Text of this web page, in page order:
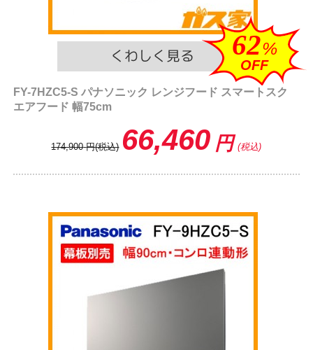
62%
OFF
FY-7HZC5-S パナソニック レンジフード スマートスク
エアフード 幅75cm
174,900 円(税込) 66,460 円 (税込)